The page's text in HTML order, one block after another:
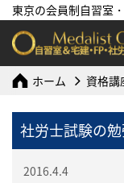
東京の会員制自習室
ホーム 資格講
社労士試験の
2016.4.4